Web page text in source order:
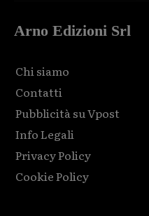
Arno Edizioni Srl
Chi siamo
Contatti
Pubblicità su Vpost
Info Legali
Privacy Policy
Cookie Policy